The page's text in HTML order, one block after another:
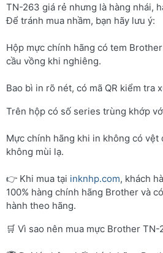
TN-263 giá rẻ nhưng là hàng nhái,
Để tránh mua nhầm, bạn hãy lưu ý:
Hộp mực chính hãng có tem
cầu vồng khi nghiêng.
Bao bì in rõ nét, có mã QR kiểm tra
Trên hộp có số series trùng khớp
Mực chính hãng khi in không có vệt
không mùi lạ.
👉 Khi mua tại inknhp.com, khách
100% hàng chính hãng Brother và
hành theo hãng.
🛒 Vì sao nên mua mực Brother